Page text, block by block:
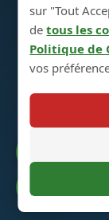
sur "Tout
detous les
Politique de
vos
Verre,
+86